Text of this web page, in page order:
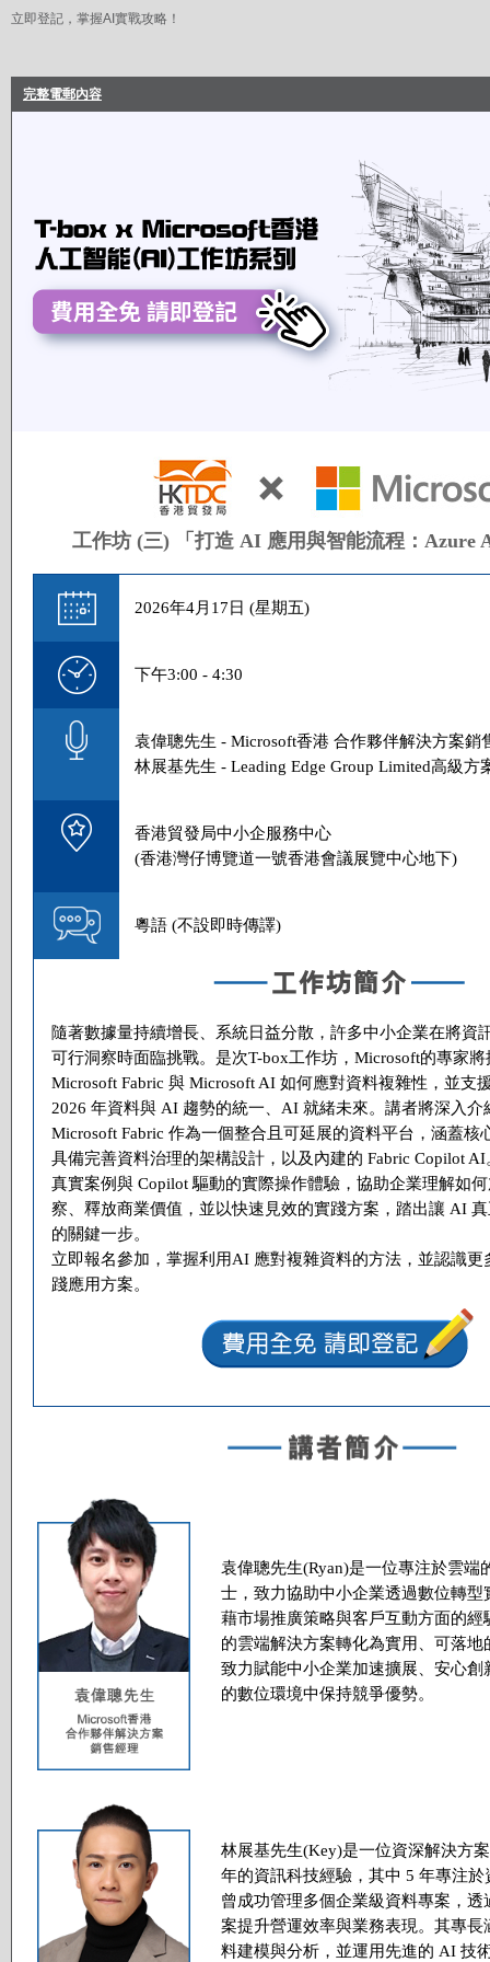
立即登記，掌握AI實戰攻略！
完整電郵內容
工作坊 (三) 「打造 AI 應用與智能流程：Azure
2026年4月17日 (星期五)
下午3:00 - 4:30
袁偉聰先生 - Microsoft香港 合作夥伴解決方案銷
林展基先生 - Leading Edge Group Limited高級方
香港貿發局中小企服務中心
(香港灣仔博覽道一號香港會議展覽中心地下)
粵語 (不設即時傳譯)
隨著數據量持續增長、系統日益分散，許多中小企業在將資
可行洞察時面臨挑戰。是次T-box工作坊，Microsoft的專家將
Microsoft Fabric 與 Microsoft AI 如何應對資料複雜性，並支
2026 年資料與 AI 趨勢的統一、AI 就緒未來。講者將深入介
Microsoft Fabric 作為一個整合且可延展的資料平台，涵蓋核
具備完善資料治理的架構設計，以及內建的 Fabric Copilot AI
真實案例與 Copilot 驅動的實際操作體驗，協助企業理解如
察、釋放商業價值，並以快速見效的實踐方案，踏出讓 AI
的關鍵一步。
立即報名參加，掌握利用AI 應對複雜資料的方法，並認識更
踐應用方案。
袁偉聰先生(Ryan)是一位專注於雲端
士，致力協助中小企業透過數位轉型
藉市場推廣策略與客戶互動方面的經
的雲端解決方案轉化為實用、可落地
致力賦能中小企業加速擴展、安心創
的數位環境中保持競爭優勢。
林展基先生(Key)是一位資深解決方
年的資訊科技經驗，其中 5 年專注
曾成功管理多個企業級資料專案，
案提升營運效率與業務表現。其專長
料建模與分析，並運用先進的 AI 技